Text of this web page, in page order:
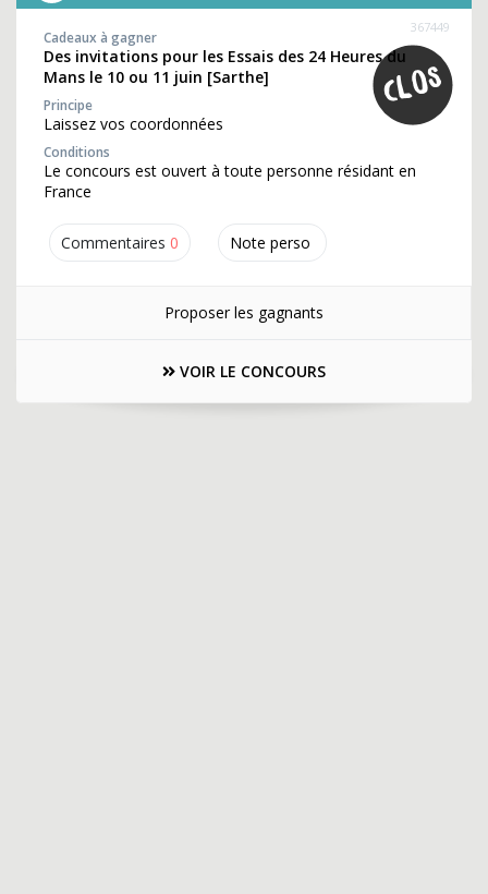
Commentaires 0 Note perso
367449
Cadeaux à gagner
Des invitations pour les Essais des 24 Heures du
Mans le 10 ou 11 juin [Sarthe]
Principe
Laissez vos coordonnées
Conditions
Le concours est ouvert à toute personne résidant en
France
Proposer les gagnants
VOIR LE CONCOURS